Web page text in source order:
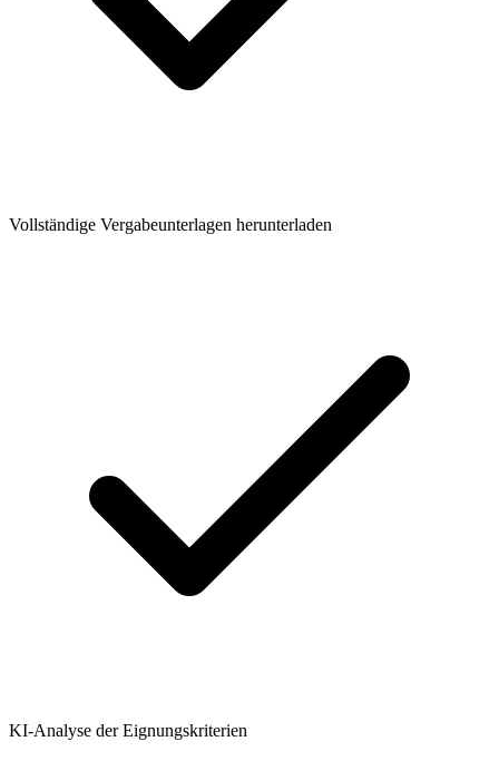
Vollständige Vergabeunterlagen herunterladen
KI-Analyse der Eignungskriterien